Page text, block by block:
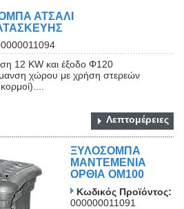
ΑΤΣΑΛΙ
12 KW και έξοδο Φ120
χώρου με χρήση στερεών
Λεπτομέρειες
ΞΥΛΟΣΟΜΠΑ
ΜΑΝΤΕΜΕΝΙΑ
ΟΡΘΙΑ ΟΜ100
Κωδικός Προϊόντος:
000000011091